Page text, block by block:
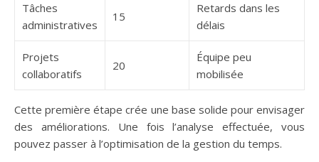
Tâches
administratives
15
Retards dans les
délais
Projets
collaboratifs
20
Équipe peu
mobilisée
Cette première étape crée une base solide pour envisager
des améliorations. Une fois l’analyse effectuée, vous
pouvez passer à l’optimisation de la gestion du temps.